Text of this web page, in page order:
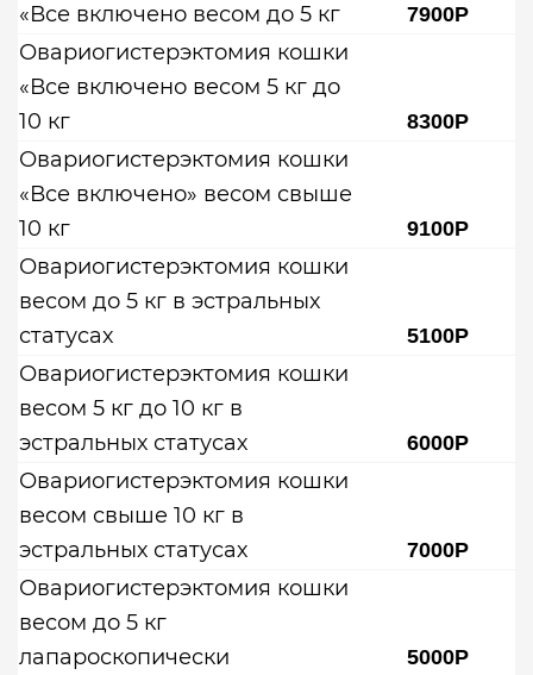
«Все включено весом до 5 кг
7900Р
Овариогистерэктомия кошки
«Все включено весом 5 кг до
10 кг
8300Р
Овариогистерэктомия кошки
«Все включено» весом свыше
10 кг
9100Р
Овариогистерэктомия кошки
весом до 5 кг в эстральных
статусах
5100Р
Овариогистерэктомия кошки
весом 5 кг до 10 кг в
эстральных статусах
6000Р
Овариогистерэктомия кошки
весом свыше 10 кг в
эстральных статусах
7000Р
Овариогистерэктомия кошки
весом до 5 кг
лапароскопически
5000Р